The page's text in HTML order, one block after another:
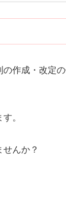
作成・改定
。
んか？